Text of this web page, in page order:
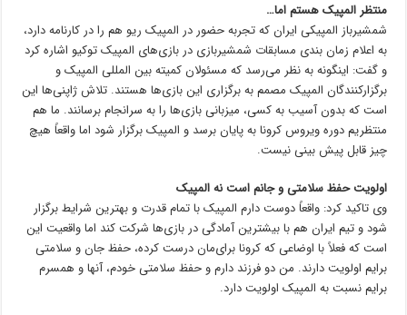
منتظر المپیک هستم اما…
شمشیرباز المپیکی ایران که تجربه حضور در المپیک ریو هم را در کارنامه دارد،
به اعلام زمان بندی مسابقات شمشیربازی در بازی‌های المپیک توکیو اشاره کرد
و گفت: اینگونه به نظر می‌رسد که مسئولان کمیته بین المللی المپیک و
برگزارکنندگان المپیک مصمم به برگزاری این بازی‌ها هستند. تلاش ژاپنی‌ها این
است که بدون آسیب به کسی، میزبانی بازی‌ها را به سرانجام برسانند. ما هم
منتظریم دوره ویروس کرونا به پایان برسد و المپیک برگزار شود اما واقعاً هیچ
چیز قابل پیش بینی نیست.
اولویت حفظ سلامتی و جانم است نه المپیک
وی تاکید کرد: واقعاً دوست دارم المپیک با تمام قدرت و بهترین شرایط برگزار
شود و تیم ایران هم با بیشترین آمادگی در بازی‌ها شرکت کند اما واقعیت این
است که فعلاً با اوضاعی که کرونا برای‌مان درست کرده، حفظ جان و سلامتی
برایم اولویت دارند. من دو فرزند دارم و حفظ سلامتی خودم، آنها و همسرم
برایم نسبت به المپیک اولویت دارد.